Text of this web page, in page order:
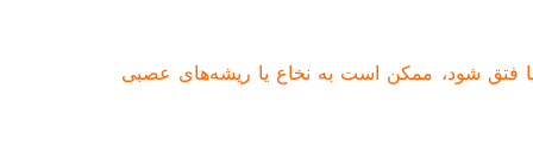
فتق شود، ممکن است به نخاع یا ریشه‌های عصبی